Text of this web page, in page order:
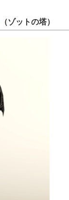
（ゾットの塔）